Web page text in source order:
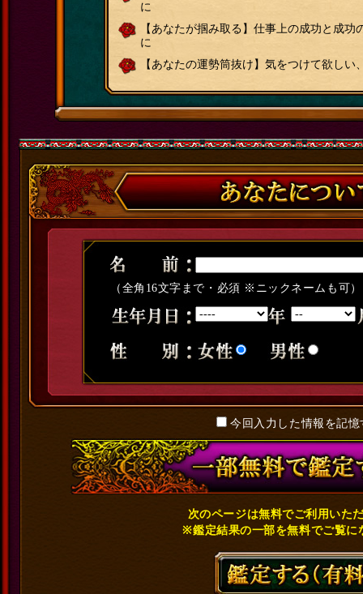
に
【あなたが掴み取る】仕事上の成功と成功
に
【あなたの運勢筒抜け】気をつけて欲しい
（全角16文字まで・必須 ※ニックネームも可）
今回入力した情報を記憶
次のページは無料でご利用いた
※鑑定結果の一部を無料でご覧に